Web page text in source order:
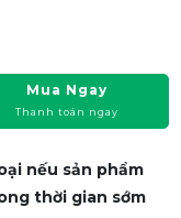
Mua Ngay
Thanh toán ngay
nếu sản phẩm
thời gian sớm